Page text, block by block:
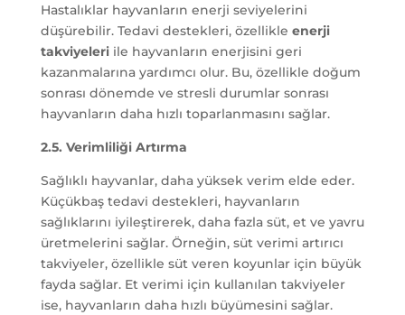
Hastalıklar hayvanların enerji seviyelerini
düşürebilir. Tedavi destekleri, özellikle enerji
takviyeleriile hayvanların enerjisini geri
kazanmalarına yardımcı olur. Bu, özellikle doğum
sonrası dönemde ve stresli durumlar sonrası
hayvanların daha hızlı toparlanmasını sağlar.
2.5. Verimliliği Artırma
Sağlıklı hayvanlar, daha yüksek verim elde eder.
Küçükbaş tedavi destekleri, hayvanların
sağlıklarını iyileştirerek, daha fazla süt, et ve yavru
üretmelerini sağlar. Örneğin, süt verimi artırıcı
takviyeler, özellikle süt veren koyunlar için büyük
fayda sağlar. Et verimi için kullanılan takviyeler
ise, hayvanların daha hızlı büyümesini sağlar.